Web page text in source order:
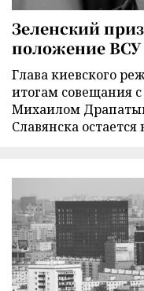
Зеленский
положение
Глава киевского
итогам совещания
Михаилом
Славянска